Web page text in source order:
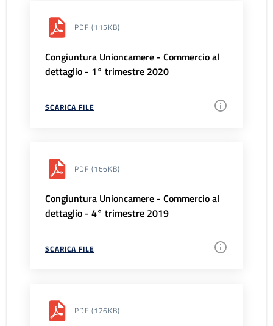
PDF (115KB)
Congiuntura Unioncamere - Commercio al
dettaglio - 1° trimestre 2020
SCARICA FILE
PDF (166KB)
Congiuntura Unioncamere - Commercio al
dettaglio - 4° trimestre 2019
SCARICA FILE
PDF (126KB)